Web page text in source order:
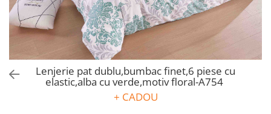
Bumbac satinat
Bumbac policoton
Compatibile cu saltea
90x200cm
100x200cm
120x200cm
Lenjerie pat dublu,bumbac finet,6 piese cu
elastic,alba cu verde,motiv floral-A754
+ CADOU